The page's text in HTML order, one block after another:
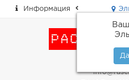
Информация
пн-пт: с